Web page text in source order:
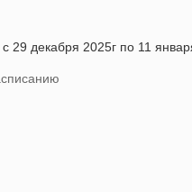
29 декабря 2025г по 11